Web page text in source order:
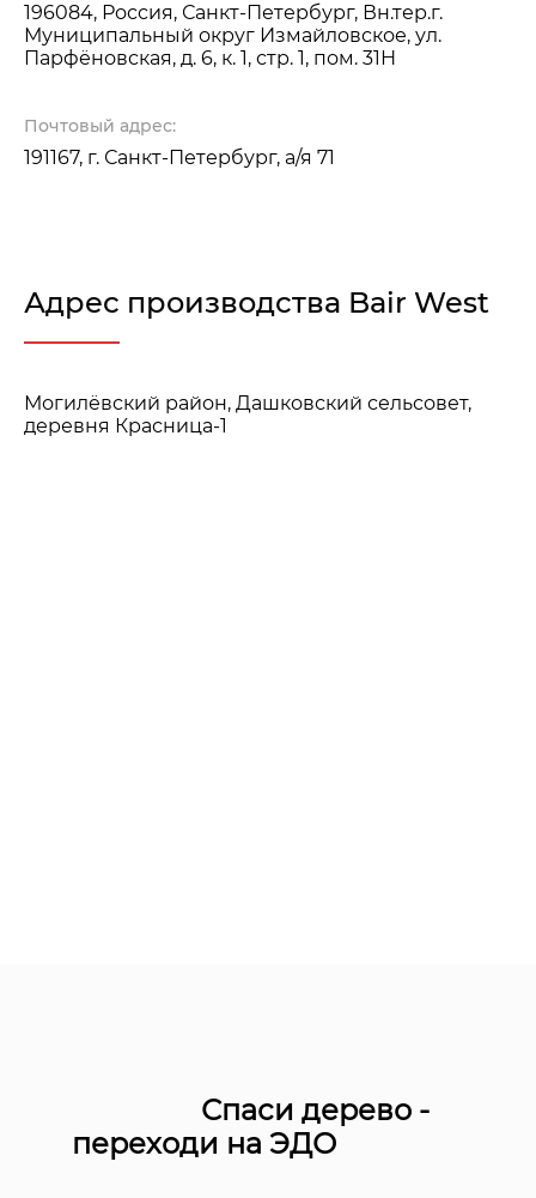
196084, Россия, Санкт-Петербург, Вн.тер.г.
Муниципальный округ Измайловское, ул.
Парфёновская, д. 6, к. 1, стр. 1, пом. 31Н
Почтовый адрес:
191167, г. Санкт-Петербург, а/я 71
Адрес производства Bair West
Могилёвский район, Дашковский сельсовет,
деревня Красница-1
Спаси дерево -
переходи на ЭДО